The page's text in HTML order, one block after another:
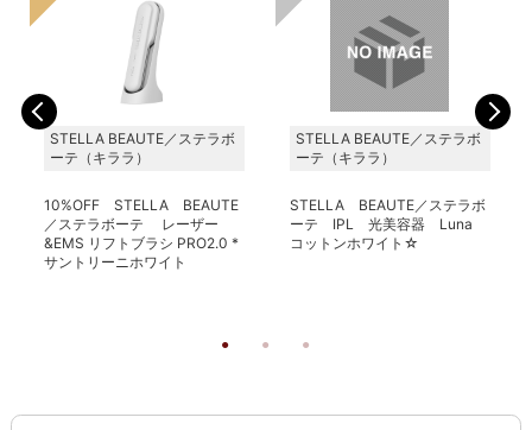
STELLA BEAUTE／ステラボ
ーテ（キララ）
10%OFF STELLA BEAUTE
／ステラボーテ レーザー
&EMS リフトブラシ PRO2.0 *
サントリーニホワイト
STELLA BEAUTE／ステラボ
ーテ（キララ）
STELLA BEAUTE／ステラボ
ーテ IPL 光美容器 Luna
コットンホワイト☆